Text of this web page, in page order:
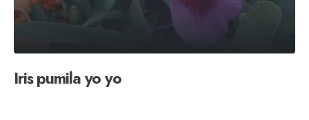
Iris pumila yo yo